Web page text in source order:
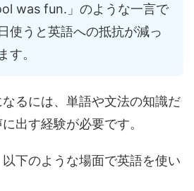
was fun.」のような一言で
使うと英語への抵抗が減っ
す。
るには、単語や文法の知識だ
出す経験が必要です。
下のような場面で英語を使い